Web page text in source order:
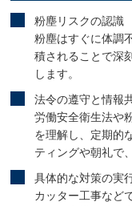
粉塵リスクの認識
粉塵はすぐに体調
積されることで深
します。
法令の遵守と情報
労働安全衛生法や
を理解し、定期的
ティングや朝礼で
具体的な対策の実
カッター工事など